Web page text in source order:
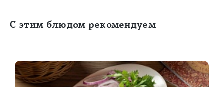
С этим блюдом рекомендуем